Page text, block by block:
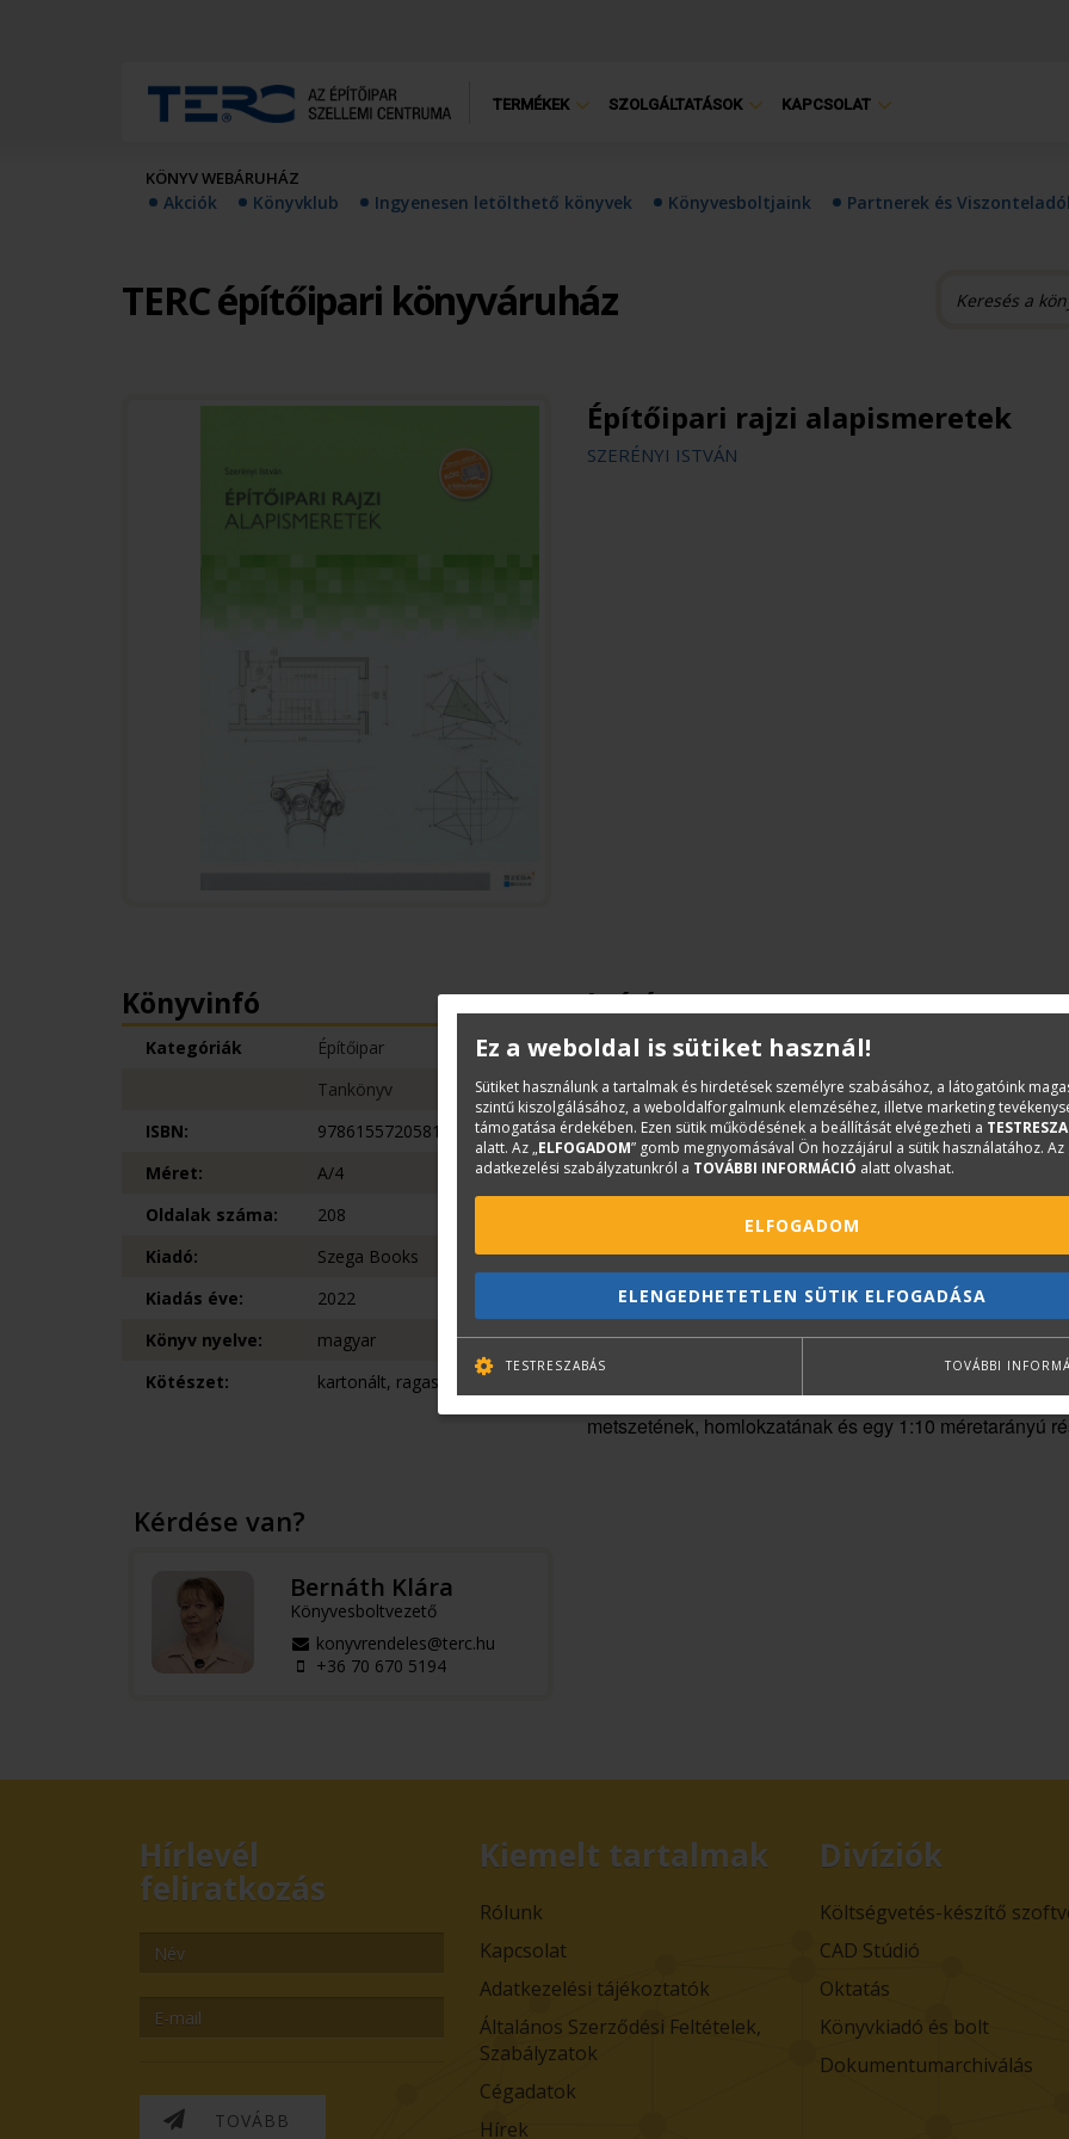
TERMÉKEK SZOLGÁLTATÁSOK KAPCSOLAT
KÖNYV WEBÁRUHÁZ
Akciók Könyvklub Ingyenesen letölthető könyvek Könyvesboltjaink Partnerek és
TERC építőipari könyváruház
Építőipari rajzi alapismeretek
SZERÉNYI ISTVÁN
Leírás
A kiadvány az építőipari ágazat tanulóinak kíván
A rajzok szabadon elkészíthetők a tankönyvben, illetve
füzetben. E rajzok és feladatok értelmezése,
a rajzolvasási készség fejlesztését.
Az első tíz fejezet elsősorban a korábbi tanulmányaink
kiegészítő ismeretek bemutatása. Olyan rajzi és
elengedhetetlenek az építőipari szakmák végzéséhez
olvasásához, értelmezéséhez, akár önálló
A könyv második fele az építész műszaki rajzok
jelölések és formai követelmények bemutatása után
metszetének, homlokzatának és egy 1:10 méretarányú
Könyvinfó
Kategóriák
Építőipar
Tankönyv
ISBN:
9786155720581
Méret:
A/4
Oldalak száma:
208
Kiadó:
Szega Books
Kiadás éve:
2022
Könyv nyelve:
magyar
Kötészet:
kartonált, ragasztókötött
Kérdése van?
Bernáth Klára
Könyvesboltvezető
konyvrendeles@terc.hu
+36 70 670 5194
Hírlevél
feliratkozás
TOVÁBB
Kiemelt tartalmak
Rólunk
Kapcsolat
Adatkezelési tájékoztatók
Általános Szerződési Feltételek,
Szabályzatok
Cégadatok
Hírek
Divíziók
Költségvetés-készítő
CAD Stúdió
Oktatás
Könyvkiadó és bolt
Dokumentumarchiválás
Ez a weboldal is sütiket használ!
Sütiket használunk a tartalmak és hirdetések személyre szabásához, a látogatóink
szintű kiszolgálásához, a weboldalforgalmunk elemzéséhez, illetve marketing
támogatása érdekében. Ezen sütik működésének a beállítását elvégezheti a
alatt. Az „ELFOGADOM” gomb megnyomásával Ön hozzájárul a sütik használatához. Az
adatkezelési szabályzatunkról a TOVÁBBI INFORMÁCIÓ alatt olvashat.
ELFOGADOM
ELENGEDHETETLEN SÜTIK ELFOGADÁSA
TESTRESZABÁS TOVÁBBI